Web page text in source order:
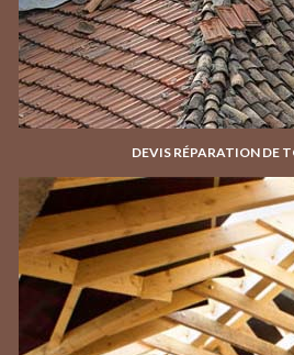
DEVIS RÉPARATION DE